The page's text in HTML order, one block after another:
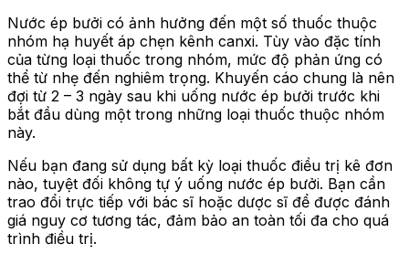
Nước ép bưởi có ảnh hưởng đến một số thuốc thuộc
nhóm hạ huyết áp chẹn kênh canxi. Tùy vào đặc tính
của từng loại thuốc trong nhóm, mức độ phản ứng có
thể từ nhẹ đến nghiêm trọng. Khuyến cáo chung là nên
đợi từ 2 – 3 ngày sau khi uống nước ép bưởi trước khi
bắt đầu dùng một trong những loại thuốc thuộc nhóm
này.
Nếu bạn đang sử dụng bất kỳ loại thuốc điều trị kê đơn
nào, tuyệt đối không tự ý uống nước ép bưởi. Bạn cần
trao đổi trực tiếp với bác sĩ hoặc dược sĩ để được đánh
giá nguy cơ tương tác, đảm bảo an toàn tối đa cho quá
trình điều trị.